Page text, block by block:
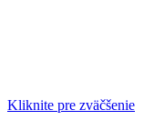
Kliknite pre zväčšenie